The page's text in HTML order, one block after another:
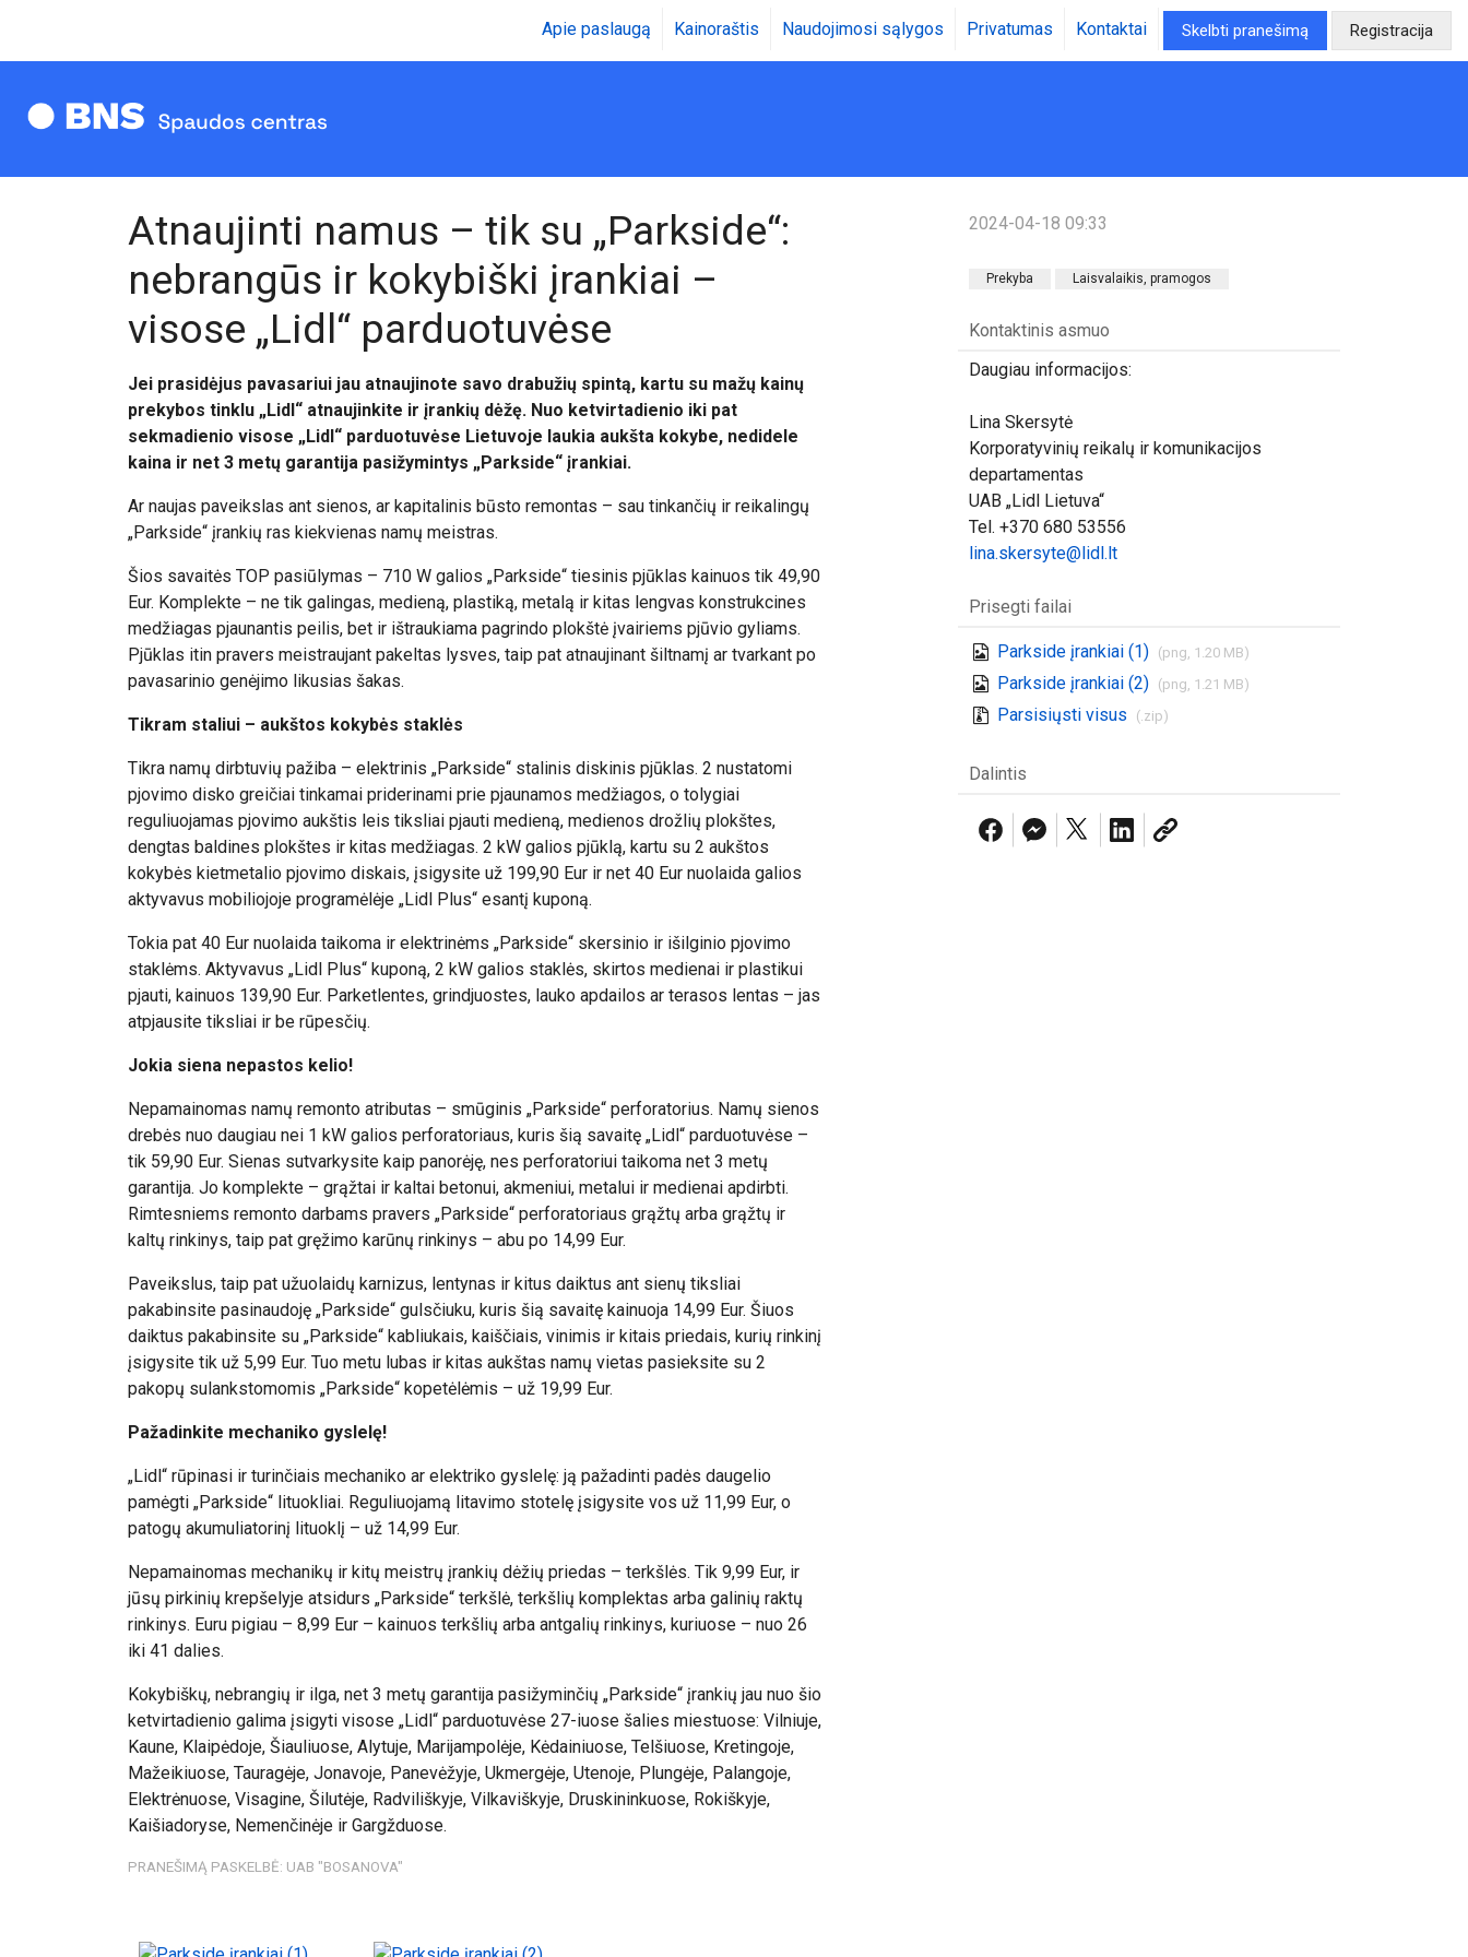
Apie paslaugą Kainoraštis Naudojimosi sąlygos Privatumas Kontaktai Skelbti pranešimą Registracija
Atnaujinti namus – tik su „Parkside“:
nebrangūs ir kokybiški įrankiai –
visose „Lidl“ parduotuvėse
Jei prasidėjus pavasariui jau atnaujinote savo drabužių spintą, kartu su mažų kainų
prekybos tinklu „Lidl“ atnaujinkite ir įrankių dėžę. Nuo ketvirtadienio iki pat
sekmadienio visose „Lidl“ parduotuvėse Lietuvoje laukia aukšta kokybe, nedidele
kaina ir net 3 metų garantija pasižymintys „Parkside“ įrankiai.
Ar naujas paveikslas ant sienos, ar kapitalinis būsto remontas – sau tinkančių ir reikalingų
„Parkside“ įrankių ras kiekvienas namų meistras.
Šios savaitės TOP pasiūlymas – 710 W galios „Parkside“ tiesinis pjūklas kainuos tik 49,90
Eur. Komplekte – ne tik galingas, medieną, plastiką, metalą ir kitas lengvas konstrukcines
medžiagas pjaunantis peilis, bet ir ištraukiama pagrindo plokštė įvairiems pjūvio gyliams.
Pjūklas itin pravers meistraujant pakeltas lysves, taip pat atnaujinant šiltnamį ar tvarkant po
pavasarinio genėjimo likusias šakas.
Tikram staliui – aukštos kokybės staklės
Tikra namų dirbtuvių pažiba – elektrinis „Parkside“ stalinis diskinis pjūklas. 2 nustatomi
pjovimo disko greičiai tinkamai priderinami prie pjaunamos medžiagos, o tolygiai
reguliuojamas pjovimo aukštis leis tiksliai pjauti medieną, medienos drožlių plokštes,
dengtas baldines plokštes ir kitas medžiagas. 2 kW galios pjūklą, kartu su 2 aukštos
kokybės kietmetalio pjovimo diskais, įsigysite už 199,90 Eur ir net 40 Eur nuolaida galios
aktyvavus mobiliojoje programėlėje „Lidl Plus“ esantį kuponą.
Tokia pat 40 Eur nuolaida taikoma ir elektrinėms „Parkside“ skersinio ir išilginio pjovimo
staklėms. Aktyvavus „Lidl Plus“ kuponą, 2 kW galios staklės, skirtos medienai ir plastikui
pjauti, kainuos 139,90 Eur. Parketlentes, grindjuostes, lauko apdailos ar terasos lentas – jas
atpjausite tiksliai ir be rūpesčių.
Jokia siena nepastos kelio!
Nepamainomas namų remonto atributas – smūginis „Parkside“ perforatorius. Namų sienos
drebės nuo daugiau nei 1 kW galios perforatoriaus, kuris šią savaitę „Lidl“ parduotuvėse –
tik 59,90 Eur. Sienas sutvarkysite kaip panorėję, nes perforatoriui taikoma net 3 metų
garantija. Jo komplekte – grąžtai ir kaltai betonui, akmeniui, metalui ir medienai apdirbti.
Rimtesniems remonto darbams pravers „Parkside“ perforatoriaus grąžtų arba grąžtų ir
kaltų rinkinys, taip pat gręžimo karūnų rinkinys – abu po 14,99 Eur.
Paveikslus, taip pat užuolaidų karnizus, lentynas ir kitus daiktus ant sienų tiksliai
pakabinsite pasinaudoję „Parkside“ gulsčiuku, kuris šią savaitę kainuoja 14,99 Eur. Šiuos
daiktus pakabinsite su „Parkside“ kabliukais, kaiščiais, vinimis ir kitais priedais, kurių rinkinį
įsigysite tik už 5,99 Eur. Tuo metu lubas ir kitas aukštas namų vietas pasieksite su 2
pakopų sulankstomomis „Parkside“ kopetėlėmis – už 19,99 Eur.
Pažadinkite mechaniko gyslelę!
„Lidl“ rūpinasi ir turinčiais mechaniko ar elektriko gyslelę: ją pažadinti padės daugelio
pamėgti „Parkside“ lituokliai. Reguliuojamą litavimo stotelę įsigysite vos už 11,99 Eur, o
patogų akumuliatorinį lituoklį – už 14,99 Eur.
Nepamainomas mechanikų ir kitų meistrų įrankių dėžių priedas – terkšlės. Tik 9,99 Eur, ir
jūsų pirkinių krepšelyje atsidurs „Parkside“ terkšlė, terkšlių komplektas arba galinių raktų
rinkinys. Euru pigiau – 8,99 Eur – kainuos terkšlių arba antgalių rinkinys, kuriuose – nuo 26
iki 41 dalies.
Kokybiškų, nebrangių ir ilga, net 3 metų garantija pasižyminčių „Parkside“ įrankių jau nuo šio
ketvirtadienio galima įsigyti visose „Lidl“ parduotuvėse 27-iuose šalies miestuose: Vilniuje,
Kaune, Klaipėdoje, Šiauliuose, Alytuje, Marijampolėje, Kėdainiuose, Telšiuose, Kretingoje,
Mažeikiuose, Tauragėje, Jonavoje, Panevėžyje, Ukmergėje, Utenoje, Plungėje, Palangoje,
Elektrėnuose, Visagine, Šilutėje, Radviliškyje, Vilkaviškyje, Druskininkuose, Rokiškyje,
Kaišiadoryse, Nemenčinėje ir Gargžduose.
PRANEŠIMĄ PASKELBĖ: UAB "BOSANOVA"
2024-04-18 09:33
Prekyba Laisvalaikis, pramogos
Kontaktinis asmuo
Daugiau informacijos:
Lina Skersytė
Korporatyvinių reikalų ir komunikacijos
departamentas
UAB „Lidl Lietuva“
Tel. +370 680 53556
lina.skersyte@lidl.lt
Prisegti failai
Parkside įrankiai (1) (png, 1.20 MB)
Parkside įrankiai (2) (png, 1.21 MB)
Parsisiųsti visus (.zip)
Dalintis